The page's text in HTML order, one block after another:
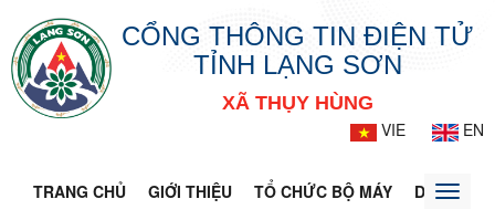
CỔNG THÔNG TIN ĐIỆN TỬ
TỈNH LẠNG SƠN
XÃ THỤY HÙNG
VIE
EN
TRANG CHỦ GIỚI THIỆU TỔ CHỨC BỘ MÁY DOANH
Toggle